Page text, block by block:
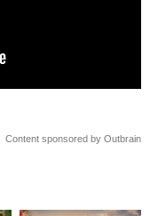
Content sponsored by Outbrain